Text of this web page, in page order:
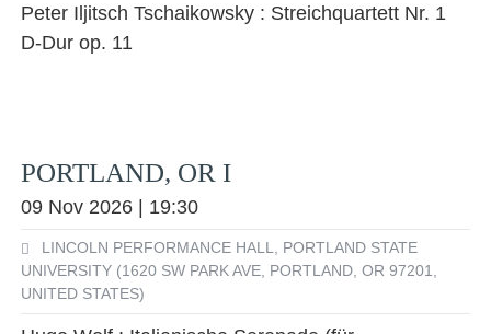
Peter Iljitsch Tschaikowsky : Streichquartett Nr. 1
D-Dur op. 11
PORTLAND, OR I
09 Nov 2026 | 19:30
LINCOLN PERFORMANCE HALL, PORTLAND STATE
UNIVERSITY (1620 SW PARK AVE, PORTLAND, OR 97201,
UNITED STATES)